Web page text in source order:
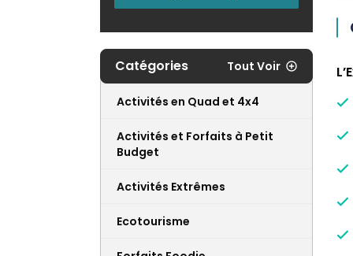
Catégories Tout Voir
Activités en Quad et 4x4
Activités et Forfaits à Petit
Budget
Activités Extrêmes
Ecotourisme